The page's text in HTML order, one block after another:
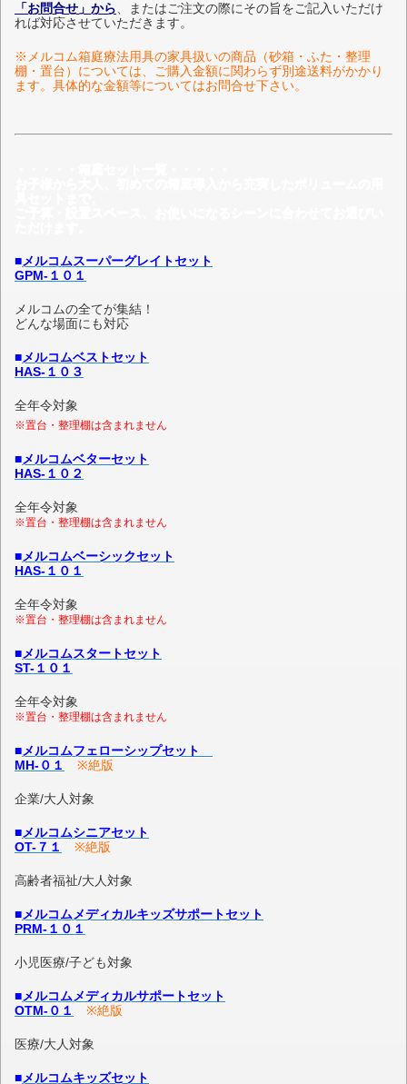
「お問合せ」から、またはご注文の際にその旨をご記入いただけ
れば対応させていただきます。
※メルコム箱庭療法用具の家具扱いの商品（砂箱・ふた・整理
棚・置台）については、ご購入金額に関わらず別途送料がかかり
ます。具体的な金額等についてはお問合せ下さい。
■メルコムスーパーグレイトセット
GPM-１０１
メルコムの全てが集結！
どんな場面にも対応
■メルコムベストセット
HAS-１０３
全年令対象
※置台・整理棚は含まれません
■メルコムベターセット
HAS-１０２
全年令対象
※置台・整理棚は含まれません
■メルコムベーシックセット
HAS-１０１
全年令対象
※置台・整理棚は含まれません
■メルコムスタートセット
ST-１０１
全年令対象
※置台・整理棚は含まれません
■メルコムフェローシップセット
MH-０１
※絶版
企業/大人対象
■メルコムシニアセット
OT-７１
※絶版
高齢者福祉/大人対象
■メルコムメディカルキッズサポートセット
PRM-１０１
小児医療/子ども対象
■メルコムメディカルサポートセット
OTM-０１
※絶版
医療/大人対象
■メルコムキッズセット